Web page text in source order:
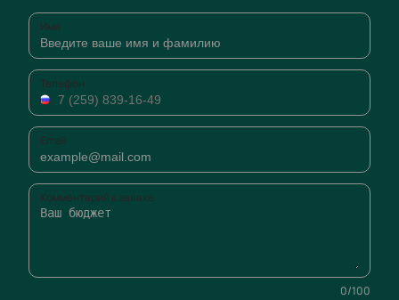
Имя
Телефон
Email
Комментарий к заявке
0/100